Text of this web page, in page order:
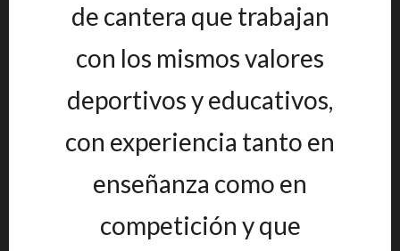
de cantera que trabajan
con los mismos valores
deportivos y educativos,
con experiencia tanto en
enseñanza como en
competición y que